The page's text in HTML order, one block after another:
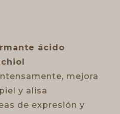
ácido
mejora
y alisa
de expresión y